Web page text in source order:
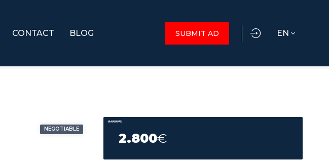
CONTACT BLOG EN
SUBMIT AD
NEGOTIABLE
3.000€
2.800€